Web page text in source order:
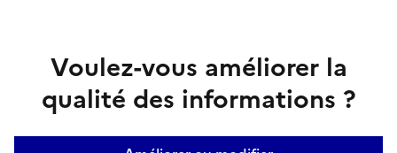
Voulez-vous améliorer la
qualité des informations ?